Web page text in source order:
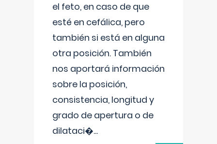
el feto, en caso de que
esté en cefálica, pero
también si está en alguna
otra posición. También
nos aportará información
sobre la posición,
consistencia, longitud y
grado de apertura o de
dilataci�...